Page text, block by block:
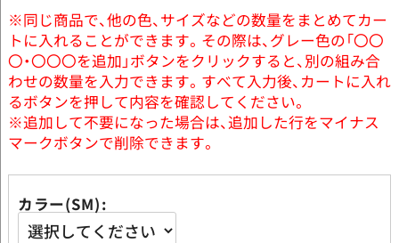
※同じ商品で、他の色、サイズなどの数量をまとめてカー
トに入れることができます。その際は、グレー色の「〇〇
〇・〇〇〇を追加」ボタンをクリックすると、別の組み合
わせの数量を入力できます。すべて入力後、カートに入れ
るボタンを押して内容を確認してください。
※追加して不要になった場合は、追加した行をマイナス
マークボタンで削除できます。
カラー(SM)